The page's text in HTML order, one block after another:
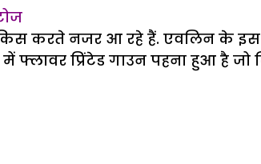
किस करते नजर आ रहे हैं. एवलिन
प्रिंटेड गाउन पहना हुआ है जो